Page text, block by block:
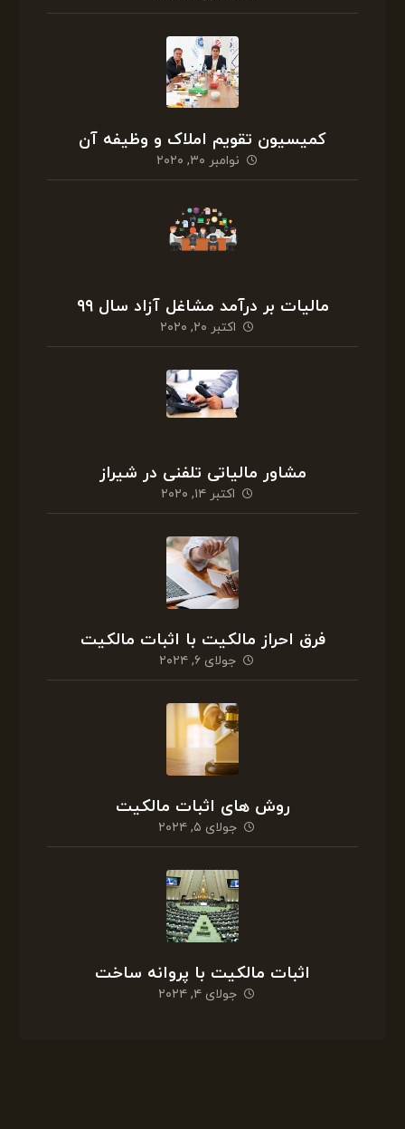
کمیسیون تقویم املاک و وظیفه آن
نوامبر ۳۰, ۲۰۲۰
مالیات بر درآمد مشاغل آزاد سال ۹۹
اکتبر ۲۰, ۲۰۲۰
مشاور مالیاتی تلفنی در شیراز
اکتبر ۱۴, ۲۰۲۰
فرق احراز مالکیت با اثبات مالکیت
جولای ۶, ۲۰۲۴
روش های اثبات مالکیت
جولای ۵, ۲۰۲۴
اثبات مالکیت با پروانه ساخت
جولای ۴, ۲۰۲۴